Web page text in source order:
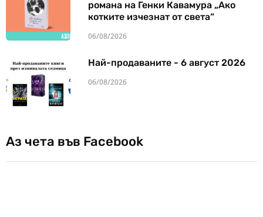
романа на Генки Кавамура „Ако
котките изчезнат от света“
06/08/2026
Най-продаваните - 6 август 2026
06/08/2026
Аз чета във Facebook